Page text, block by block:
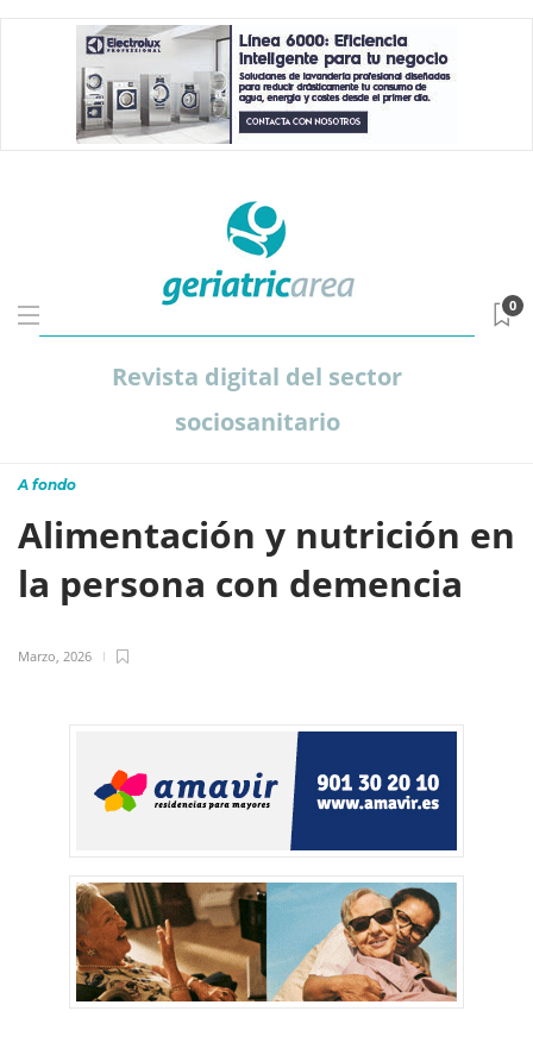
Revista digital del sector
sociosanitario
0
A fondo
Alimentación y nutrición en
la persona con demencia
Marzo, 2026